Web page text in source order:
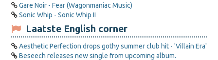
Gare Noir - Fear (Wagonmaniac Music)
Sonic Whip - Sonic Whip II
Laatste English corner
Aesthetic Perfection drops gothy summer club hit - 'Villain Era'
Beseech releases new single from upcoming album.